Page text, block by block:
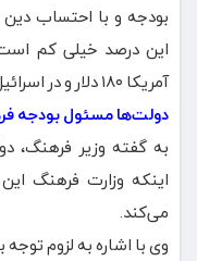
آمریکا ۱۸۰ دلار و در اسرائیل بیش از ۷۰۰ دلار است.
دولت‌ها مسئول بودجه
به گفته وزیر فرهنگ،
اینکه وزارت فرهنگ
می‌کند.
وی با اشاره به لزوم